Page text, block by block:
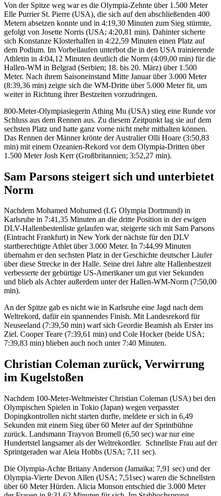
Von der Spitze weg war es die Olympia-Zehnte über 1.500 Meter
Elle Purrier St. Pierre (USA), die sich auf den abschließenden 400
Metern absetzen konnte und in 4:19,30 Minuten zum Sieg stürmte,
gefolgt von Josette Norris (USA; 4:20,81 min). Dahinter sicherte
sich Konstanze Klosterhalfen in 4:22,59 Minuten einen Platz auf
dem Podium. Im Vorbeilaufen unterbot die in den USA trainierende
Athletin in 4:04,12 Minuten deutlich die Norm (4:09,00 min) für die
Hallen-WM in Belgrad (Serbien; 18. bis 20. März) über 1.500
Meter. Nach ihrem Saisoneinstand Mitte Januar über 3.000 Meter
(8:39,36 min) zeigte sich die WM-Dritte über 5.000 Meter fit, um
weiter in Richtung ihrer Bestzeiten vorzudringen.
800-Meter-Olympiasiegerin Athing Mu (USA) stieg eine Runde vor
Schluss aus dem Rennen aus. Zu diesem Zeitpunkt lag sie auf dem
sechsten Platz und hatte ganz vorne nicht mehr mithalten können.
Das Rennen der Männer krönte der Australier Olli Hoare (3:50,83
min) mit einem Ozeanien-Rekord vor dem Olympia-Dritten über
1.500 Meter Josh Kerr (Großbritannien; 3:52,27 min).
Sam Parsons steigert sich und unterbietet
Norm
Nachdem Mohamed Mohumed (LG Olympia Dortmund) in
Karlsruhe in 7:41,35 Minuten an die dritte Position in der ewigen
DLV-Hallenbestenliste gelaufen war, steigerte sich mit Sam Parsons
(Eintracht Frankfurt) in New York der nächste für den DLV
startberechtigte Athlet über 3.000 Meter. In 7:44,99 Minuten
übernahm er den sechsten Platz in der Geschichte deutscher Läufer
über diese Strecke in der Halle. Seine drei Jahre alte Hallenbestzeit
verbesserte der gebürtige US-Amerikaner um gut vier Sekunden
und blieb als Achter außerdem unter der Hallen-WM-Norm (7:50,00
min).
An der Spitze gab es nicht wie in Karlsruhe eine Jagd nach dem
Weltrekord, dafür ein spannendes Finish. Mit Landesrekord für
Neuseeland (7:39,50 min) warf sich Geordie Beamish als Erster ins
Ziel. Cooper Teare (7:39,61 min) und Cole Hocker (beide USA;
7:39,83 min) blieben auch noch unter 7:40 Minuten.
Christian Coleman zurück, Verwirrung
im Kugelstoßen
Nachdem 100-Meter-Weltmeister Christian Coleman (USA) bei den
Olympischen Spielen in Tokio (Japan) wegen verpasster
Dopingkontrollen nicht starten durfte, meldete er sich in 6,49
Sekunden mit einem Sieg über 60 Meter auf der Sprintbühne
zurück. Landsmann Trayvon Bromell (6,50 sec) war nur eine
Hundertstel langsamer als der Weltrekordler. Schnellste Frau auf der
Sprintgeraden war Aleia Hobbs (USA; 7,11 sec).
Die Olympia-Achte Britany Anderson (Jamaika; 7,91 sec) und der
Olympia-Vierte Devon Allen (USA; 7,51sec) waren die Schnellsten
über 60 Meter Hürden. Alicia Monson entschied die 3.000 Meter